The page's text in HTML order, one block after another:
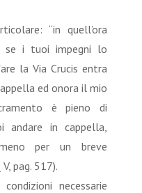
“in quell’ora
se i tuoi impegni lo
la Via Crucis entra
ed onora il mio
è pieno di
andare in cappella,
per un breve
pag. 517).
necessarie